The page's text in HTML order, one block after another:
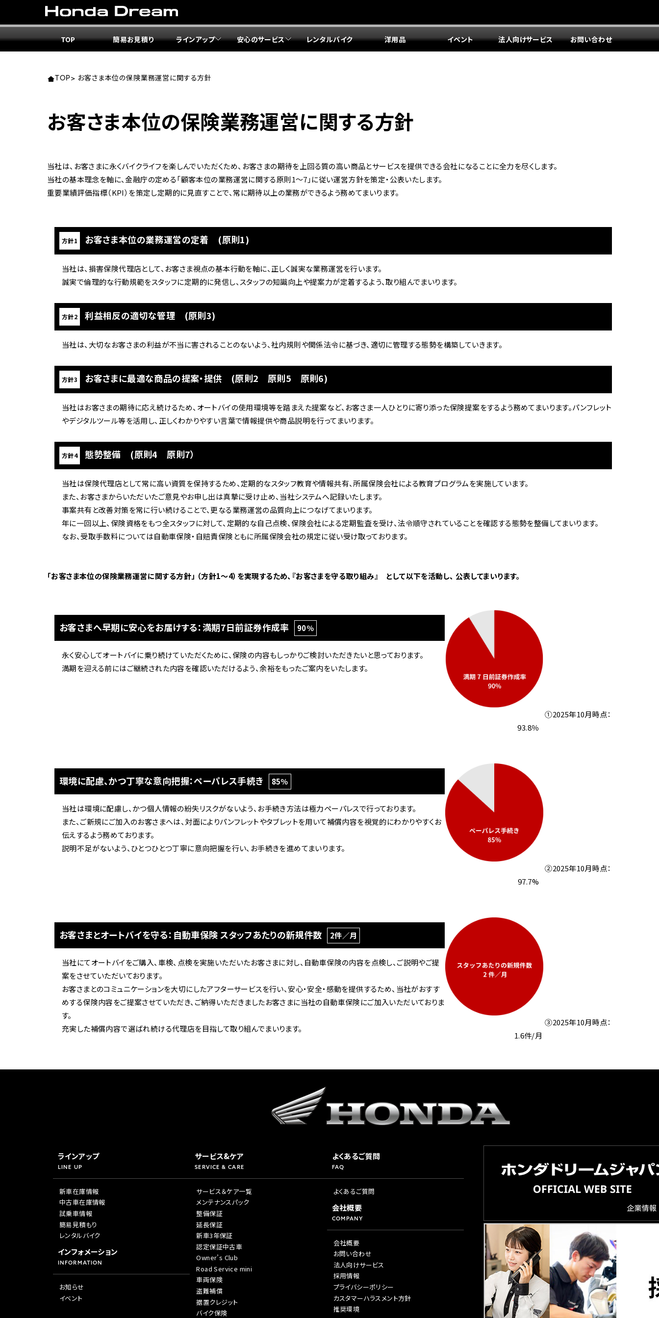
TOP 簡易お見積り ラインアップ 安心のサービス レンタルバイク 洋用品 イベント 法人向けサービス お問い合わせ
TOP> お客さま本位の保険業務運営に関する方針
お客さま本位の保険業務運営に関する方針
当社は、お客さまに永くバイクライフを楽しんでいただくため、お客さまの期待を上回る質の高い商品とサービスを提供できる会社になることに全力を尽くします。
当社の基本理念を軸に、金融庁の定める「顧客本位の業務運営に関する原則1〜7」に従い運営方針を策定・公表いたします。
重要業績評価指標（KPI）を策定し定期的に見直すことで、常に期待以上の業務ができるよう務めてまいります。
方針1 お客さま本位の業務運営の定着 (原則1)
当社は、損害保険代理店として、お客さま視点の基本行動を軸に、正しく誠実な業務運営を行います。
誠実で倫理的な行動規範をスタッフに定期的に発信し、スタッフの知識向上や提案力が定着するよう、取り組んでまいります。
方針2 利益相反の適切な管理 (原則3)
当社は、大切なお客さまの利益が不当に害されることのないよう、社内規則や関係法令に基づき、適切に管理する態勢を構築していきます。
方針3 お客さまに最適な商品の提案・提供 (原則2 原則5 原則6)
当社はお客さまの期待に応え続けるため、オートバイの使用環境等を踏まえた提案など、お客さま一人ひとりに寄り添った保険提案をするよう務めてまいります。パンフレット
やデジタルツール等を活用し、正しくわかりやすい言葉で情報提供や商品説明を行ってまいります。
方針4 態勢整備 (原則4 原則7）
当社は保険代理店として常に高い資質を保持するため、定期的なスタッフ教育や情報共有、所属保険会社による教育プログラムを実施しています。
また、お客さまからいただいたご意見やお申し出は真摯に受け止め、当社システムへ記録いたします。
事案共有と改善対策を常に行い続けることで、更なる業務運営の品質向上につなげてまいります。
年に一回以上、保険資格をもつ全スタッフに対して、定期的な自己点検、保険会社による定期監査を受け、法令順守されていることを確認する態勢を整備してまいります。
なお、受取手数料については自動車保険・自賠責保険ともに所属保険会社の規定に従い受け取っております。
「お客さま本位の保険業務運営に関する方針」 （方針1～4）を実現するため、『お客さまを守る取り組み』 として以下を活動し、 公表してまいります。
お客さまへ早期に安心をお届けする：満期7日前証券作成率 90％
永く安心してオートバイに乗り続けていただくために、保険の内容もしっかりご検討いただきたいと思っております。
満期を迎える前にはご継続された内容を確認いただけるよう、余裕をもったご案内をいたします。
①2025年10月時点：
93.8％
環境に配慮、かつ丁寧な意向把握：ペーパレス手続き 85％
当社は環境に配慮し、かつ個人情報の紛失リスクがないよう、お手続き方法は極力ペーパレスで行っております。
また、ご新規にご加入のお客さまへは、対面によりパンフレットやタブレットを用いて補償内容を視覚的にわかりやすくお
伝えするよう務めております。
説明不足がないよう、ひとつひとつ丁寧に意向把握を行い、お手続きを進めてまいります。
②2025年10月時点：
97.7%
お客さまとオートバイを守る：自動車保険 スタッフあたりの新規件数 2件／月
当社にてオートバイをご購入、車検、点検を実施いただいたお客さまに対し、自動車保険の内容を点検し、ご説明やご提
案をさせていただいております。
お客さまとのコミュニケーションを大切にしたアフターサービスを行い、安心・安全・感動を提供するため、当社がおすす
めする保険内容をご提案させていただき、ご納得いただきましたお客さまに当社の自動車保険にご加入いただいておりま
す。
充実した補償内容で選ばれ続ける代理店を目指して取り組んでまいります。
③2025年10月時点：
1.6件/月
ラインアップ
LINE UP
新車在庫情報
中古車在庫情報
試乗車情報
簡易見積もり
レンタルバイク
インフォメーション
INFORMATION
お知らせ
イベント
サービス&ケア
SERVICE & CARE
サービス＆ケア一覧
メンテナンスパック
整備保証
延長保証
新車3年保証
認定保証中古車
Owner’s Club
Road Service mini
車両保険
盗難補償
据置クレジット
バイク保険
よくあるご質問
FAQ
よくあるご質問
会社概要
COMPANY
会社概要
お問い合わせ
法人向けサービス
採用情報
プライバシーポリシー
カスタマーハラスメント方針
推奨環境
東北エリア 店舗一覧
岩手県
宮城県
福島県
関東エリア 店舗一覧
東京都
ホンダドリーム 練馬 ホンダドリーム 板橋
ホンダドリーム 立川
神奈川県
ホンダドリーム 横浜旭
ホンダドリーム 船橋
埼玉県
ホンダドリーム 所沢 ホンダドリーム 大宮
茨城県
ホンダドリーム 水戸北
中部エリア 店舗一覧
愛知県
ホンダドリーム 小牧 ホンダドリーム 名古屋東
ホンダドリーム 名古屋上小田井
岐阜県
近畿エリア 店舗一覧
大阪府
ホンダドリーム 藤井寺 ホンダドリーム 東淀川
京都府
ホンダドリーム 京都伏見 ホンダドリーム 京都右京
ホンダドリーム 神戸灘 ホンダドリーム 尼崎
奈良県
ホンダドリーム 奈良
中国・四国エリア 店舗一覧
岡山県
広島県
徳島県
香川県
ホンダドリーム 高松
高知県
ホンダドリーム 高知
九州エリア 店舗一覧
福岡県
ホンダドリーム 久留米 ホンダドリーム 福岡春日
熊本県
ホンダドリーム 熊本